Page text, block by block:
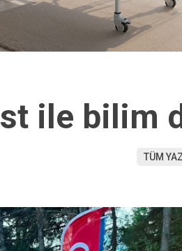
ile bilim
TÜM